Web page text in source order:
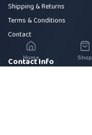
Shipping & Returns
Terms & Conditions
Contact
Contact Info
Home Shop